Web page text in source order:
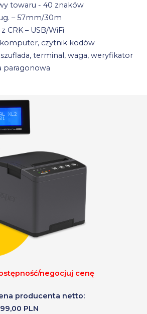
towaru - 40 znaków
– 57mm/30m
CRK – USB/WiFi
komputer, czytnik kodów
terminal, waga, weryfikator
paragonowa
negocjuj cenę
producenta netto:
PLN